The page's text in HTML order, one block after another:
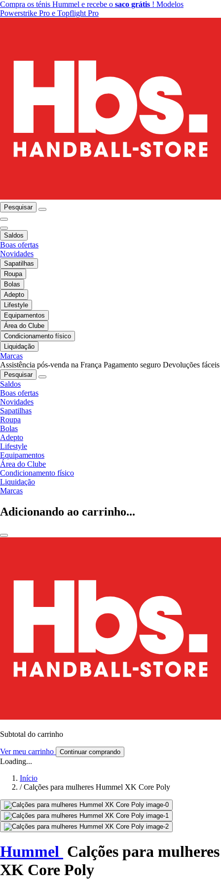
Compra os ténis Hummel e recebe o saco grátis ! Modelos
Powerstrike Pro e Topflight Pro
Pesquisar
Saldos
Boas ofertas
Novidades
Sapatilhas
Roupa
Bolas
Adepto
Lifestyle
Equipamentos
Área do Clube
Condicionamento físico
Liquidação
Marcas
Assistência pós-venda na França Pagamento seguro Devoluções fáceis
Pesquisar
Saldos
Boas ofertas
Novidades
Sapatilhas
Roupa
Bolas
Adepto
Lifestyle
Equipamentos
Área do Clube
Condicionamento físico
Liquidação
Marcas
Adicionando ao carrinho...
Subtotal do carrinho
Ver meu carrinho Continuar comprando
Loading...
Início
/ Calções para mulheres Hummel XK Core Poly
Hummel Calções para mulheres
XK Core Poly